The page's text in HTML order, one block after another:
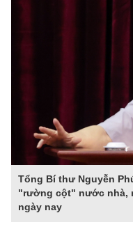
Tổng Bí thư Nguyễn
"rường cột" nước nhà,
ngày nay